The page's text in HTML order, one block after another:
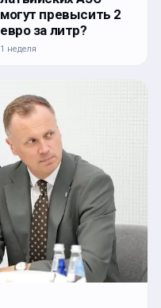
могут превысить 2
евро за литр?
1 неделя